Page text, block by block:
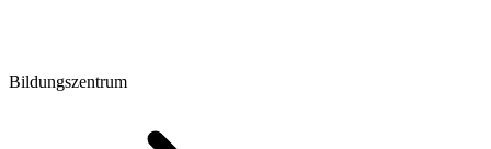
Bildungszentrum